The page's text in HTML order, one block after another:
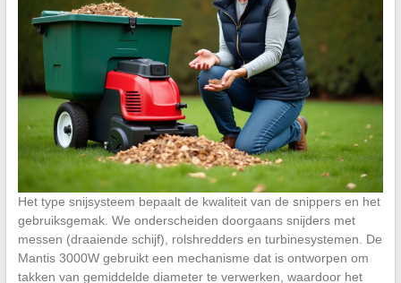
Het type snijsysteem bepaalt de kwaliteit van de snippers en het
gebruiksgemak. We onderscheiden doorgaans snijders met
messen (draaiende schijf), rolshredders en turbinesystemen. De
Mantis 3000W gebruikt een mechanisme dat is ontworpen om
takken van gemiddelde diameter te verwerken, waardoor het